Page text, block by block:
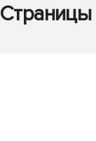
Страницы